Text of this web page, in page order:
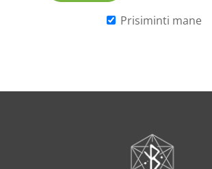
Prisiminti mane